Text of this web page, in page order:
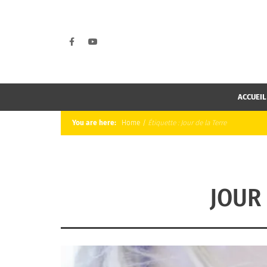
ACCUEIL
You are here: Home / Étiquette : Jour de la Terre